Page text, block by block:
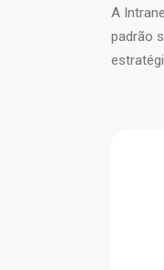
A
padrão